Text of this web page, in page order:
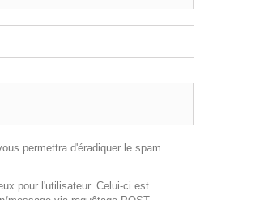
permettra d'éradiquer le spam
pour l'utilisateur. Celui-ci est